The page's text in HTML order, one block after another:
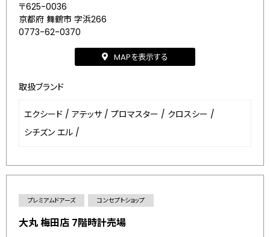
〒625-0036
京都府 舞鶴市 字浜266
0773-62-0370
MAPを表示する
取扱ブランド
エクシード / アテッサ / プロマスター / クロスシー /
シチズン エル /
プレミアムドアーズ コンセプトショップ
大丸 梅田店 7階時計売場